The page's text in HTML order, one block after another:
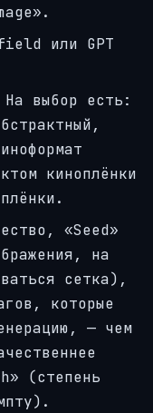
или GPT
выбор есть:
киноплёнки
«Seed»
на
сетка),
которые
— чем
(степень